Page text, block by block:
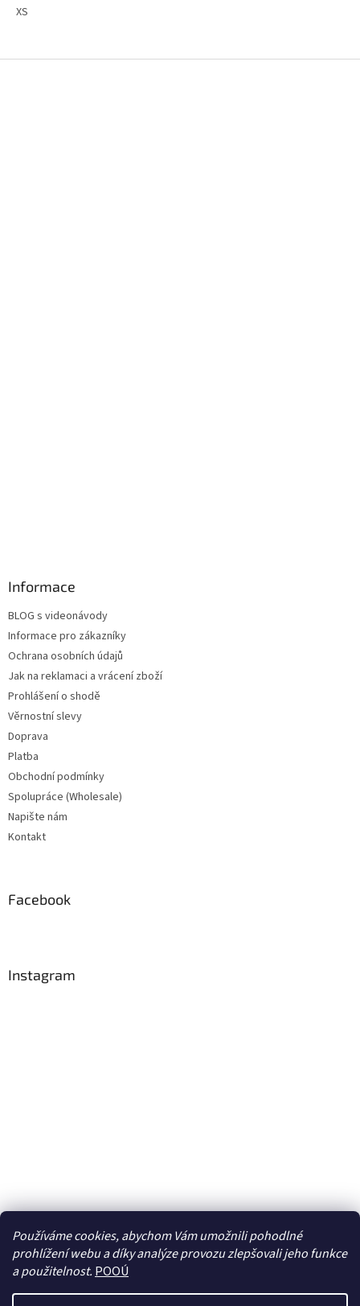
Používáme cookies, abychom Vám umožnili pohodlné
prohlížení webu a díky analýze provozu zlepšovali jeho funkce
a použitelnost. POOÚ
XS
Informace
BLOG s videonávody
Informace pro zákazníky
Ochrana osobních údajů
Jak na reklamaci a vrácení zboží
Prohlášení o shodě
Věrnostní slevy
Doprava
Platba
Obchodní podmínky
Spolupráce (Wholesale)
Napište nám
Kontakt
Facebook
Instagram
Sledovat na Instagramu